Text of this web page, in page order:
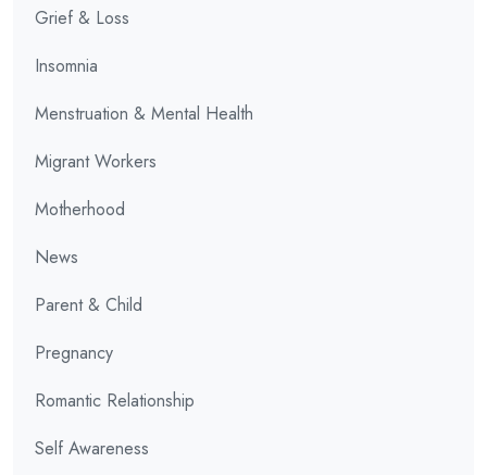
Grief & Loss
Insomnia
Menstruation & Mental Health
Migrant Workers
Motherhood
News
Parent & Child
Pregnancy
Romantic Relationship
Self Awareness